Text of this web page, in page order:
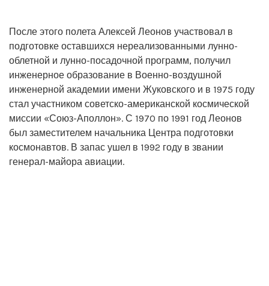
После этого полета Алексей Леонов участвовал в
подготовке оставшихся нереализованными лунно-
облетной и лунно-посадочной программ, получил
инженерное образование в Военно-воздушной
инженерной академии имени Жуковского и в 1975 году
стал участником советско-американской космической
миссии «Союз-Аполлон». С 1970 по 1991 год Леонов
был заместителем начальника Центра подготовки
космонавтов. В запас ушел в 1992 году в звании
генерал-майора авиации.